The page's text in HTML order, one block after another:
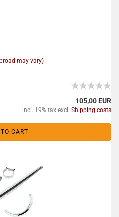
may vary)
105,00 EUR
incl. 19% tax excl. Shipping costs
CART